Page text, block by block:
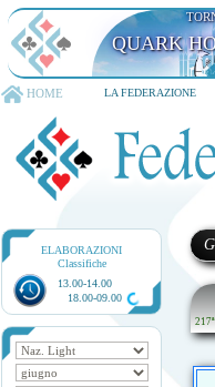
QUARK
HOME LA FEDERAZIONE
ELABORAZIONI
Classifiche
13.00-14.00
18.00-09.00